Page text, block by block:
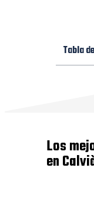
Tabla
Los
en